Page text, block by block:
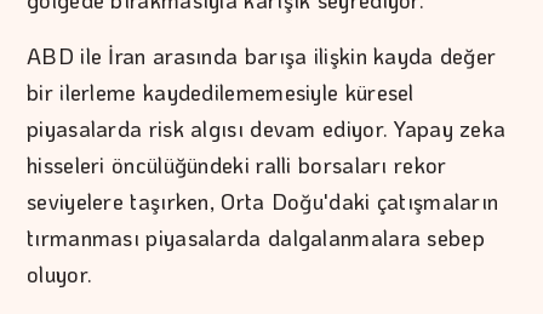
ABD ile İran arasında barışa ilişkin kayda değer
bir ilerleme kaydedilememesiyle küresel
piyasalarda risk algısı devam ediyor. Yapay zeka
hisseleri öncülüğündeki ralli borsaları rekor
seviyelere taşırken, Orta Doğu'daki çatışmaların
tırmanması piyasalarda dalgalanmalara sebep
oluyor.